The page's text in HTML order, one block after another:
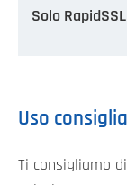
Solo RapidSSL
Uso
Ti consigliamo